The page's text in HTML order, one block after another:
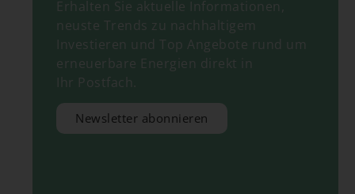
Erhalten Sie aktuelle Informationen,
neuste Trends zu nachhaltigem
Investieren und Top Angebote rund um
erneuerbare Energien direkt in
Ihr Postfach.
Newsletter abonnieren